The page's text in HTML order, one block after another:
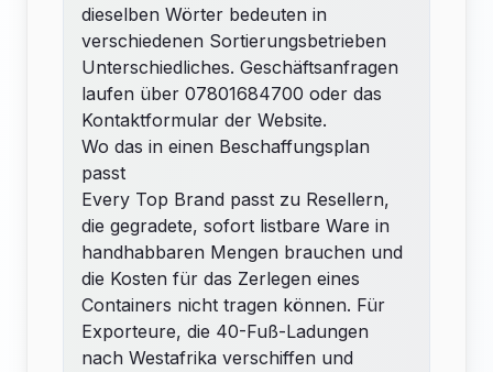
dieselben Wörter bedeuten in
verschiedenen Sortierungsbetrieben
Unterschiedliches. Geschäftsanfragen
laufen über 07801684700 oder das
Kontaktformular der Website.
Wo das in einen Beschaffungsplan
passt
Every Top Brand passt zu Resellern,
die gegradete, sofort listbare Ware in
handhabbaren Mengen brauchen und
die Kosten für das Zerlegen eines
Containers nicht tragen können. Für
Exporteure, die 40-Fuß-Ladungen
nach Westafrika verschiffen und